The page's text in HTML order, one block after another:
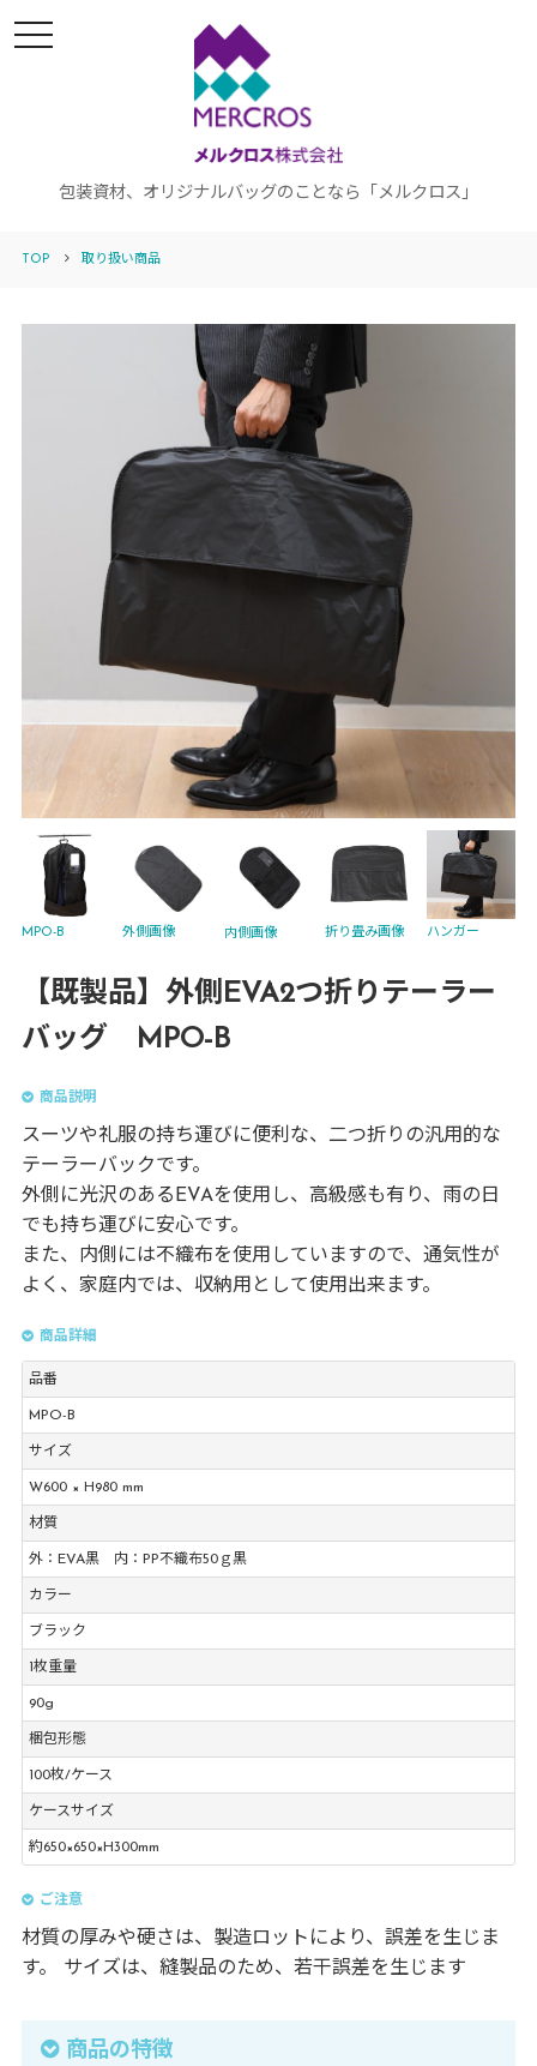
t
o
i
包装資材、オリジナルバッグのことなら「メルクロス」
TOP 取り扱い商品
MPO-B 外側画像 内側画像 折り畳み画像 ハンガー
【既製品】外側EVA2つ折りテーラー
バッグ MPO-B
商品説明
スーツや礼服の持ち運びに便利な、二つ折りの汎用的な
テーラーバックです。
外側に光沢のあるEVAを使用し、高級感も有り、雨の日
でも持ち運びに安心です。
また、内側には不織布を使用していますので、通気性が
よく、家庭内では、収納用として使用出来ます。
商品詳細
品番
MPO-B
サイズ
W600 × H980 mm
材質
外：EVA黒 内：PP不織布50ｇ黒
カラー
ブラック
1枚重量
90g
梱包形態
100枚/ケース
ケースサイズ
約650×650×H300mm
ご注意
材質の厚みや硬さは、製造ロットにより、誤差を生じま
す。 サイズは、縫製品のため、若干誤差を生じます
商品の特徴